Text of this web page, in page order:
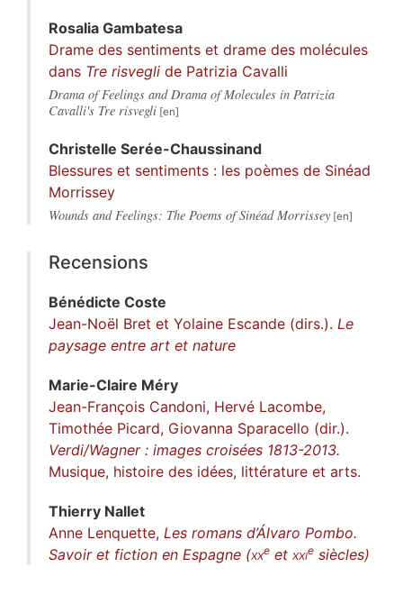
Rosalia Gambatesa
Drame des sentiments et drame des molécules
dans Tre risvegli de Patrizia Cavalli
Drama of Feelings and Drama of Molecules in Patrizia
Cavalli's Tre risvegli
Christelle Serée-Chaussinand
Blessures et sentiments : les poèmes de Sinéad
Morrissey
Wounds and Feelings: The Poems of Sinéad Morrissey
Recensions
Bénédicte Coste
Jean-Noël Bret et Yolaine Escande (dirs.). Le
paysage entre art et nature
Marie-Claire Méry
Jean-François Candoni, Hervé Lacombe,
Timothée Picard, Giovanna Sparacello (dir.).
Verdi/Wagner : images croisées 1813-2013.
Musique, histoire des idées, littérature et arts.
Thierry Nallet
Anne Lenquette, Les romans d’Álvaro Pombo.
Savoir et fiction en Espagne (xxe et xxie siècles)